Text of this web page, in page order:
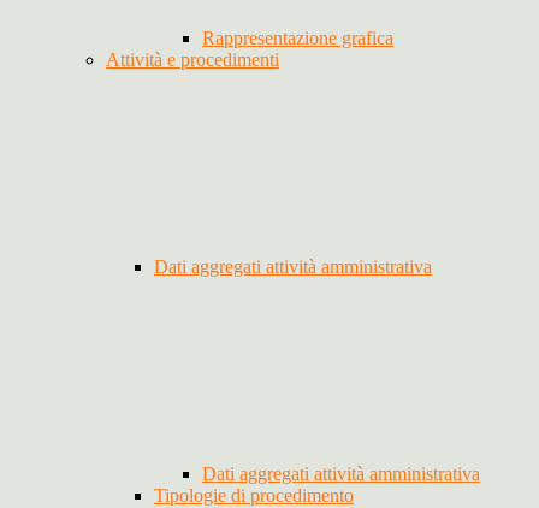
Rappresentazione grafica
Attività e procedimenti
Dati aggregati attività amministrativa
Dati aggregati attività amministrativa
Tipologie di procedimento